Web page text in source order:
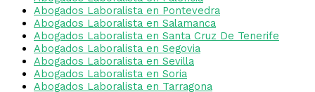
Abogados Laboralista en Pontevedra
Abogados Laboralista en Salamanca
Abogados Laboralista en Santa Cruz De Tenerife
Abogados Laboralista en Segovia
Abogados Laboralista en Sevilla
Abogados Laboralista en Soria
Abogados Laboralista en Tarragona